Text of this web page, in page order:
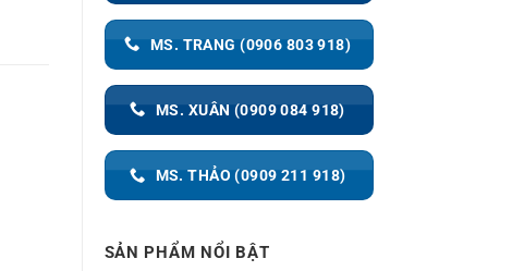
MS. TRANG (0906 803 918)
MS. XUÂN (0909 084 918)
MS. THẢO (0909 211 918)
SẢN PHẨM NỔI BẬT